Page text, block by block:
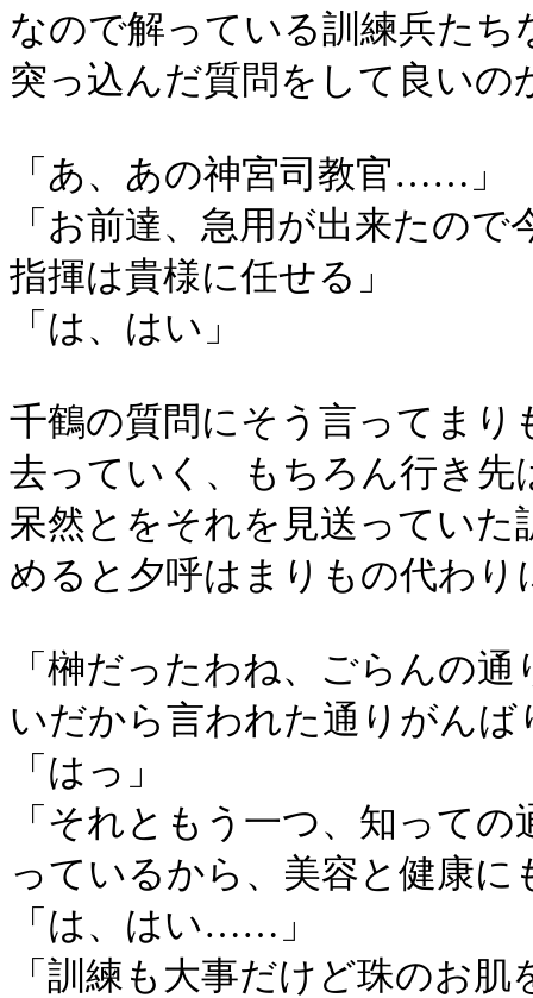
なので解っている訓練兵た
突っ込んだ質問をして良い
「あ、あの神宮司教官……」
「お前達、急用が出来たの
指揮は貴様に任せる」
「は、はい」
千鶴の質問にそう言ってま
去っていく、もちろん行き先
呆然とをそれを見送ってい
めると夕呼はまりもの代わり
「榊だったわね、ごらんの
いだから言われた通りがんば
「はっ」
「それともう一つ、知って
っているから、美容と健康に
「は、はい……」
「訓練も大事だけど珠のお